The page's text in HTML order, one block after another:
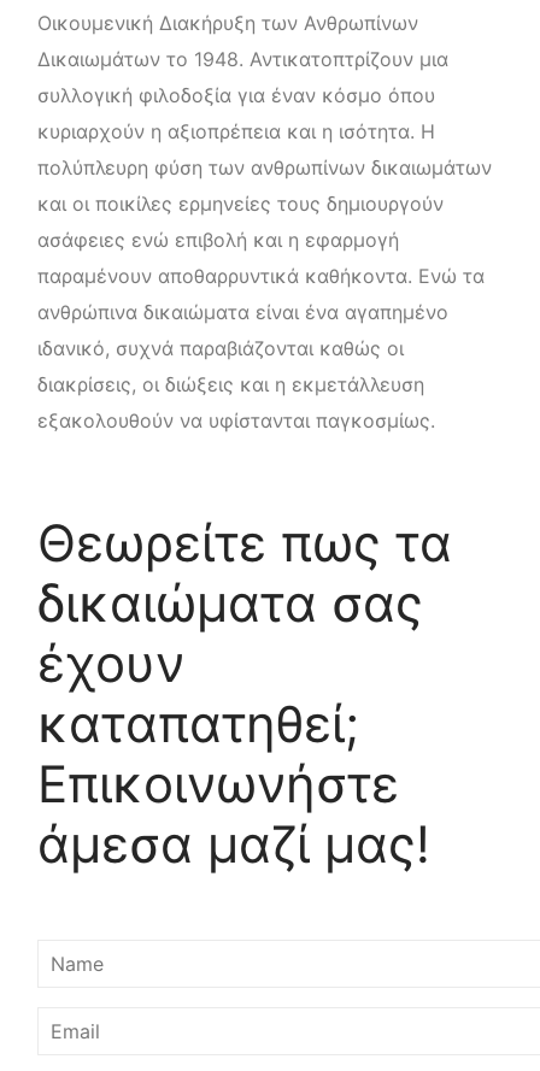
Οικουμενική Διακήρυξη των Ανθρωπίνων
Δικαιωμάτων το 1948. Αντικατοπτρίζουν μια
συλλογική φιλοδοξία για έναν κόσμο όπου
κυριαρχούν η αξιοπρέπεια και η ισότητα. Η
πολύπλευρη φύση των ανθρωπίνων δικαιωμάτων
και οι ποικίλες ερμηνείες τους δημιουργούν
ασάφειες ενώ επιβολή και η εφαρμογή
παραμένουν αποθαρρυντικά καθήκοντα. Ενώ τα
ανθρώπινα δικαιώματα είναι ένα αγαπημένο
ιδανικό, συχνά παραβιάζονται καθώς οι
διακρίσεις, οι διώξεις και η εκμετάλλευση
εξακολουθούν να υφίστανται παγκοσμίως.
Θεωρείτε πως τα
δικαιώματα σας
έχουν
καταπατηθεί;
Επικοινωνήστε
άμεσα μαζί μας!